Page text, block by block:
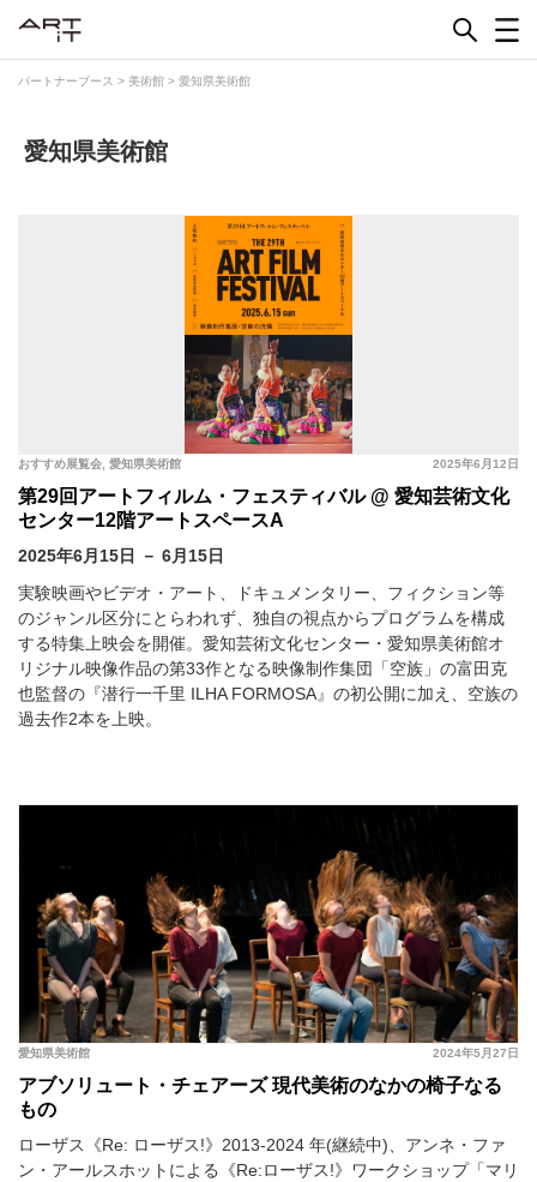
パートナーブース > 美術館 > 愛知県美術館
愛知県美術館
2025年6月12日
おすすめ展覧会 愛知県美術館
第29回アートフィルム・フェスティバル @ 愛知芸術文化
センター12階アートスペースA
2025年6月15日 － 6月15日
実験映画やビデオ・アート、ドキュメンタリー、フィクション等
のジャンル区分にとらわれず、独自の視点からプログラムを構成
する特集上映会を開催。愛知芸術文化センター・愛知県美術館オ
リジナル映像作品の第33作となる映像制作集団「空族」の富田克
也監督の『潜行一千里 ILHA FORMOSA』の初公開に加え、空族の
過去作2本を上映。
2024年5月27日
愛知県美術館
アブソリュート・チェアーズ 現代美術のなかの椅子なる
もの
ローザス《Re: ローザス!》2013-2024 年(継続中)、アンネ・ファ
ン・アールスホットによる《Re:ローザス!》ワークショップ「マリ